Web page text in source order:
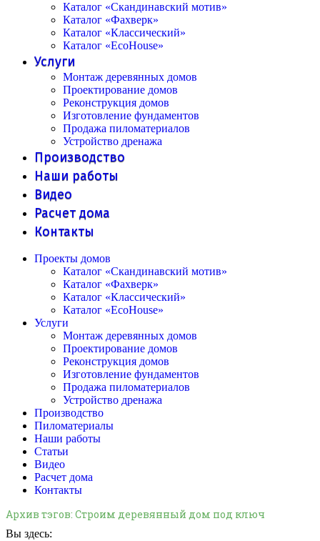
Каталог «Скандинавский мотив»
Каталог «Фахверк»
Каталог «Классический»
Каталог «EcoHouse»
Услуги
Монтаж деревянных домов
Проектирование домов
Реконструкция домов
Изготовление фундаментов
Продажа пиломатериалов
Устройство дренажа
Производство
Наши работы
Видео
Расчет дома
Контакты
Проекты домов
Каталог «Скандинавский мотив»
Каталог «Фахверк»
Каталог «Классический»
Каталог «EcoHouse»
Услуги
Монтаж деревянных домов
Проектирование домов
Реконструкция домов
Изготовление фундаментов
Продажа пиломатериалов
Устройство дренажа
Производство
Пиломатериалы
Наши работы
Статьи
Видео
Расчет дома
Контакты
Архив тэгов: Строим деревянный дом под ключ
Вы здесь: